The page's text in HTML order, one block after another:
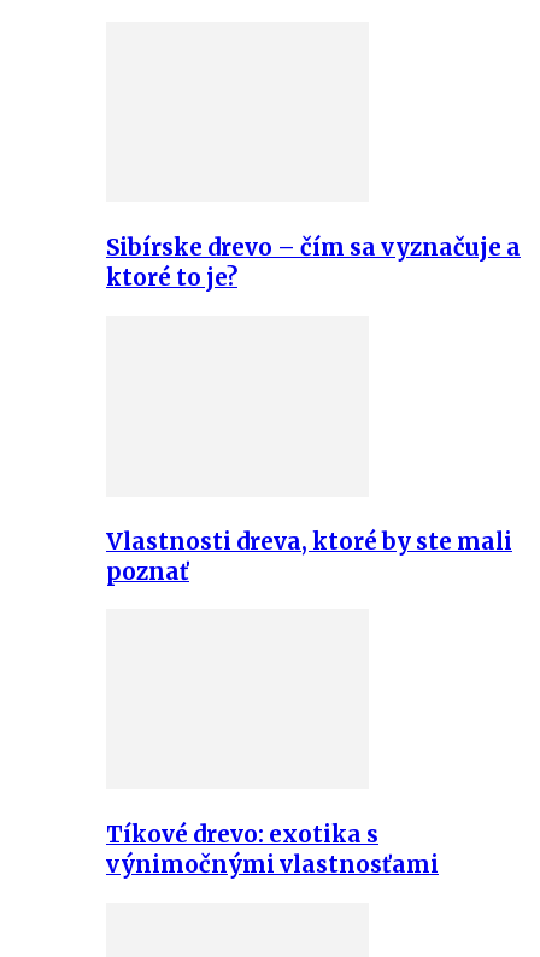
Sibírske drevo – čím sa vyznačuje a
ktoré to je?
Vlastnosti dreva, ktoré by ste mali
poznať
Tíkové drevo: exotika s
výnimočnými vlastnosťami